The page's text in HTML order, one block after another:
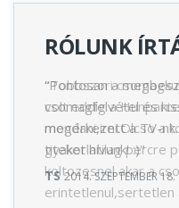
RÓLUNK
“Pontosan a
csomagfelvétel és
megérkezett a TV-
titeket hívunk! :)"
TS2014. SZEPTEMBER 18.
"Tobbszori
volt eddig a
mondani,irni.Olcso a
gyakorlatilag percre
koltozesnel akar a
erintetlenul,sertetlen